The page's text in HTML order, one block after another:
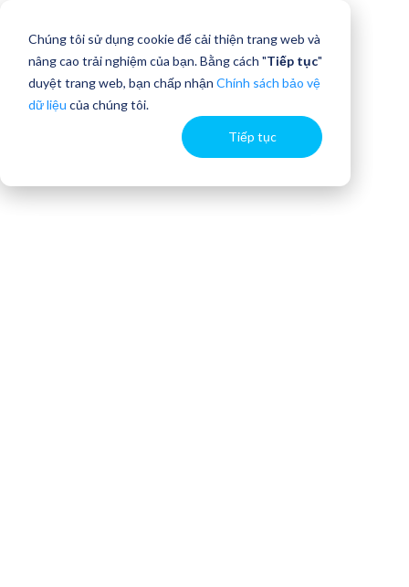
Chúng tôi sử dụng cookie để cải thiện trang web và
nâng cao trải nghiệm của bạn. Bằng cách "Tiếp tục"
duyệt trang web, bạn chấp nhận Chính sách bảo vệ
dữ liệu của chúng tôi.
Tiếp tục